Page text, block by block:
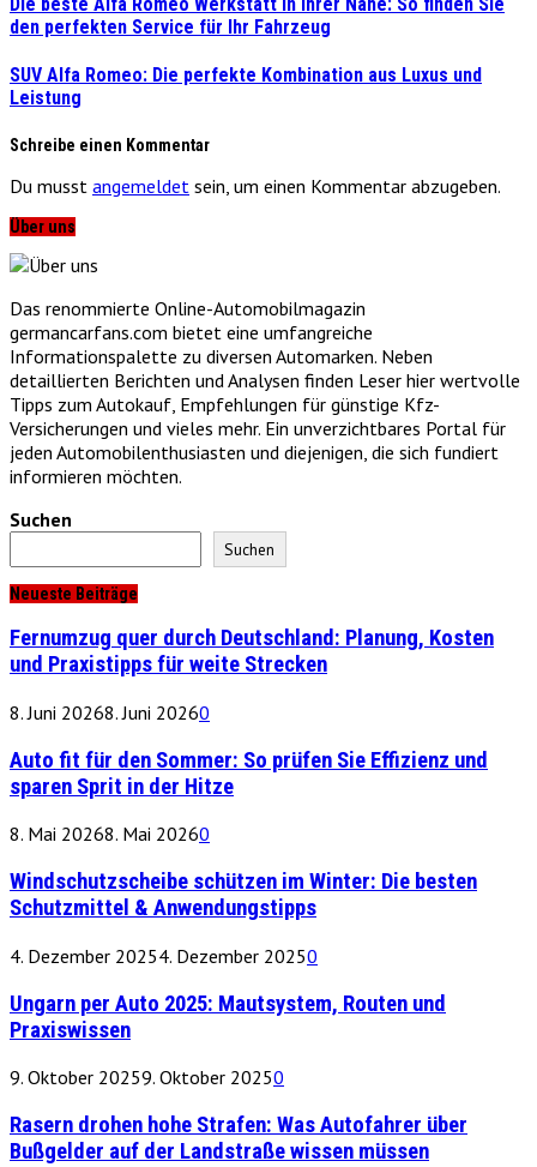
den perfekten Service für Ihr Fahrzeug
SUV Alfa Romeo: Die perfekte Kombination aus Luxus und
Leistung
Schreibe einen Kommentar
Du musst angemeldet sein, um einen Kommentar abzugeben.
Über uns
Das renommierte Online-Automobilmagazin
germancarfans.com bietet eine umfangreiche
Informationspalette zu diversen Automarken. Neben
detaillierten Berichten und Analysen finden Leser hier wertvolle
Tipps zum Autokauf, Empfehlungen für günstige Kfz-
Versicherungen und vieles mehr. Ein unverzichtbares Portal für
jeden Automobilenthusiasten und diejenigen, die sich fundiert
informieren möchten.
Suchen
Suchen
Neueste Beiträge
Fernumzug quer durch Deutschland: Planung, Kosten
und Praxistipps für weite Strecken
8. Juni 20268. Juni 20260
Auto fit für den Sommer: So prüfen Sie Effizienz und
sparen Sprit in der Hitze
8. Mai 20268. Mai 20260
Windschutzscheibe schützen im Winter: Die besten
Schutzmittel & Anwendungstipps
4. Dezember 20254. Dezember 20250
Ungarn per Auto 2025: Mautsystem, Routen und
Praxiswissen
9. Oktober 20259. Oktober 20250
Rasern drohen hohe Strafen: Was Autofahrer über
Bußgelder auf der Landstraße wissen müssen